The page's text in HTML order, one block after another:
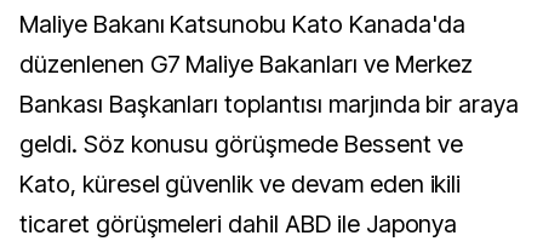
Maliye Bakanı Katsunobu Kato Kanada'da
düzenlenen G7 Maliye Bakanları ve Merkez
Bankası Başkanları toplantısı marjında bir araya
geldi. Söz konusu görüşmede Bessent ve
Kato, küresel güvenlik ve devam eden ikili
ticaret görüşmeleri dahil ABD ile Japonya